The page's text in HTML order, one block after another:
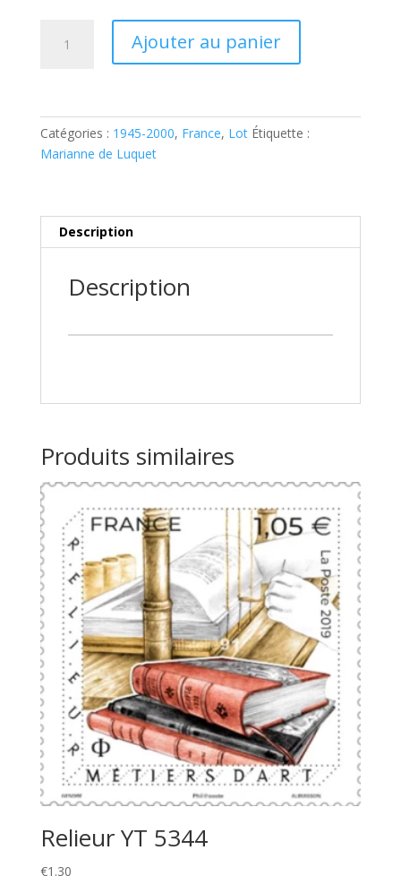
Lot
Marianne
Ajouter au panier
Catégories : 1945-2000, France, Lot Étiquette :
Marianne de Luquet
Description
Description
Produits similaires
Relieur YT 5344
€1.30